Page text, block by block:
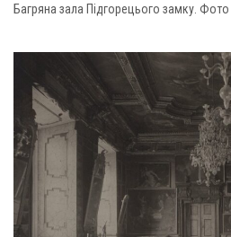
Багряна зала Підгорецього замку.